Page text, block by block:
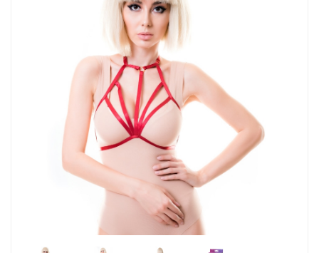
Конфиденциальность
Гарантии и возврат
Беспроцентная рассрочка